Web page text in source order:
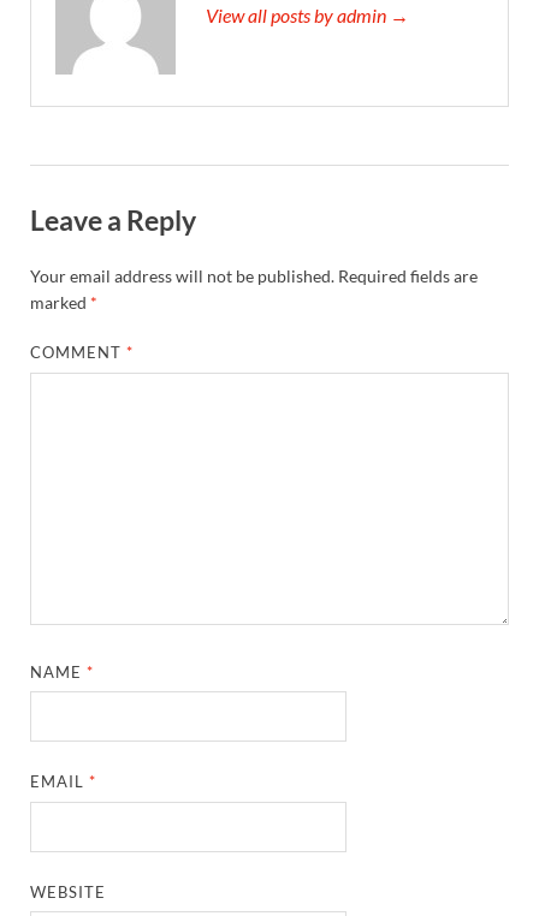
View all posts by admin →
Leave a Reply
Your email address will not be published. Required fields are
marked *
COMMENT*
NAME*
EMAIL*
WEBSITE